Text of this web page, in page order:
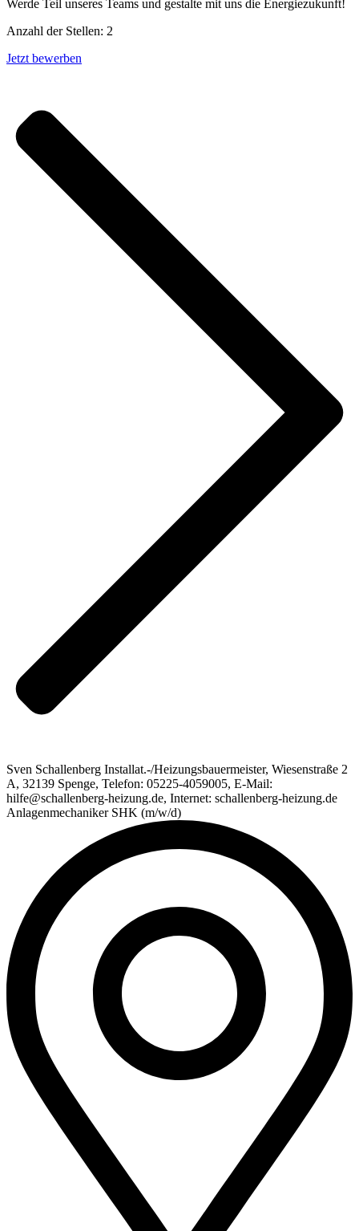
Werde Teil unseres Teams und gestalte mit uns die Energiezukunft!
Anzahl der Stellen: 2
Jetzt bewerben
Sven Schallenberg Installat.-/Heizungsbauermeister, Wiesenstraße 2
A, 32139 Spenge, Telefon: 05225-4059005, E-Mail:
hilfe@schallenberg-heizung.de, Internet: schallenberg-heizung.de
Anlagenmechaniker SHK (m/w/d)